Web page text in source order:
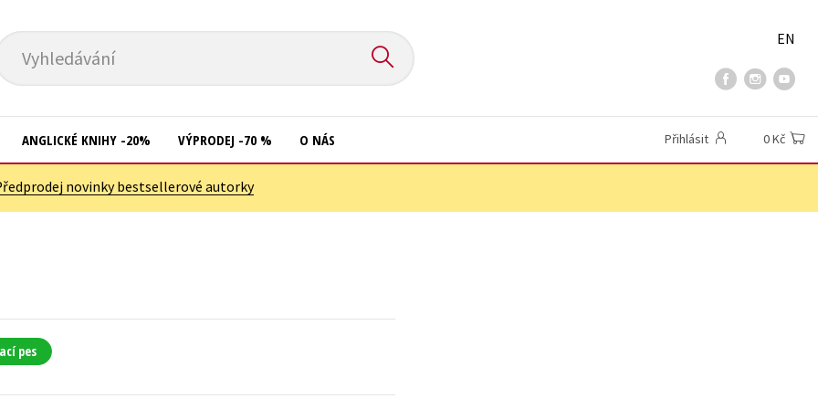
Vyhledávání
EN
ANGLICKÉ KNIHY -20% VÝPRODEJ -70 % O NÁS Přihlásit 0 Kč
novinky bestsellerové autorky
pes